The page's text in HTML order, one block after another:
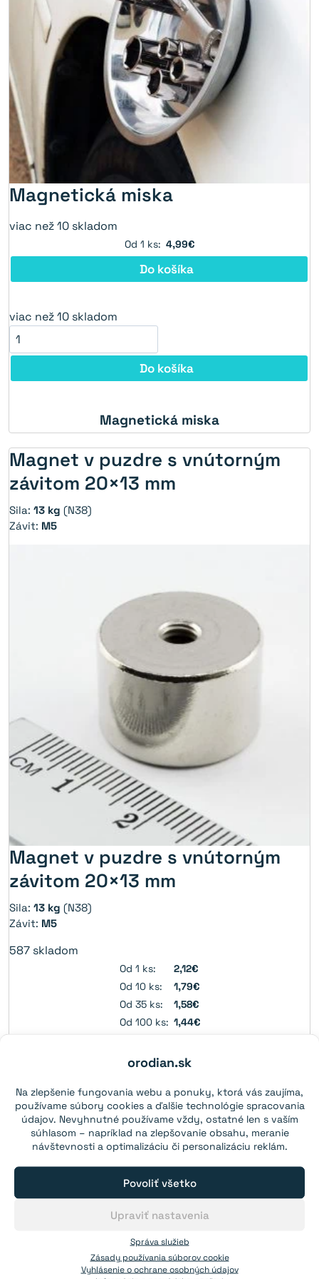
orodian.sk
Na zlepšenie fungovania webu a ponuky, ktorá vás zaujíma,
používame súbory cookies a ďalšie technológie spracovania
údajov. Nevyhnutné používame vždy, ostatné len s vaším
súhlasom – napríklad na zlepšovanie obsahu, meranie
návštevnosti a optimalizáciu či personalizáciu reklám.
Správa služieb
Povoliť všetko
Upraviť nastavenia
Zásady používania súborov cookie
Vyhlásenie o ochrane osobných údajov
Magnetická miska
viac než 10 skladom
Od 1 ks: 4,99€
Do košíka
viac než 10 skladom
Do košíka
Magnetická miska
Magnet v puzdre s vnútorným
závitom 20×13 mm
Sila: 13 kg (N38)
Závit: M5
Magnet v puzdre s vnútorným
závitom 20×13 mm
Sila: 13 kg (N38)
Závit: M5
587 skladom
Od 1 ks:
2,12€
Od 10 ks:
1,79€
Od 35 ks:
1,58€
Od 100 ks: 1,44€
Do košíka
587skladom
Do košíka
Magnet v puzdre s vnútorným závitom
Magnet v puzdre s vnútorným